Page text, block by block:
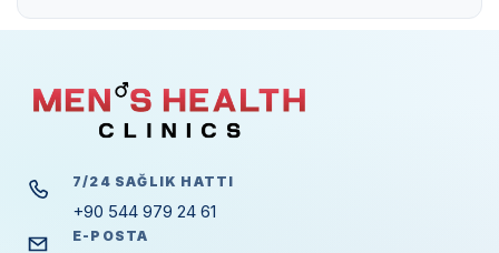
7/24 SAĞLIK HATTI
+90 544 979 24 61
E-POSTA